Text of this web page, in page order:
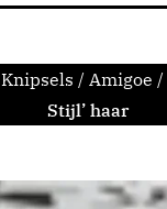
Knipsels / Amigoe /
Stijl’ haar